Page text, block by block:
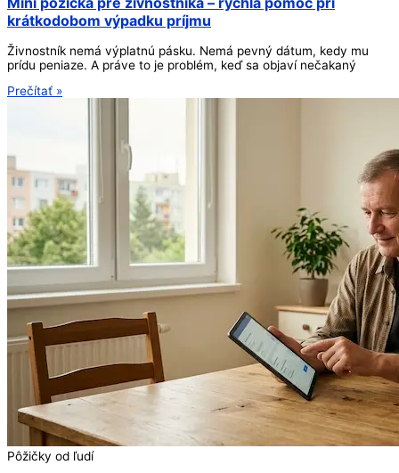
krátkodobom výpadku príjmu
Živnostník nemá výplatnú pásku. Nemá pevný dátum, kedy mu
prídu peniaze. A práve to je problém, keď sa objaví nečakaný
Prečítať »
Pôžičky od ľudí